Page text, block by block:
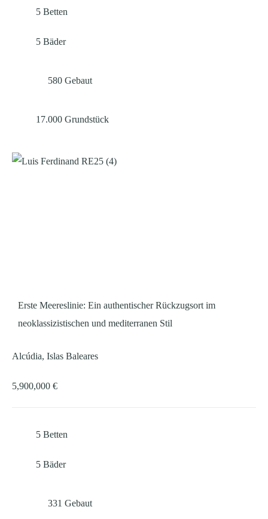
5 Betten
5 Bäder
580 Gebaut
17.000 Grundstück
Erste Meereslinie: Ein authentischer Rückzugsort im
neoklassizistischen und mediterranen Stil
Alcúdia, Islas Baleares
5,900,000 €
5 Betten
5 Bäder
331 Gebaut